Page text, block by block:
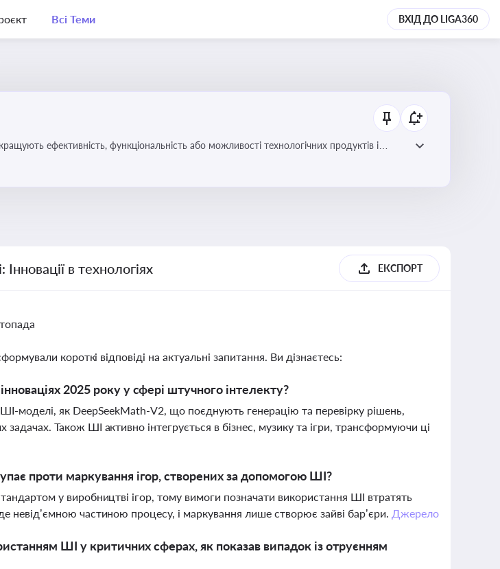
Всі Теми ВХІД ДО LIGA360
ефективність, функціональність або можливості технологічних продуктів і
в технологіях ЕКСПОРТ
короткі відповіді на актуальні запитання. Ви дізнаєтесь:
2025 року у сфері штучного інтелекту?
моделі, як DeepSeekMath-V2, що поєднують генерацію та перевірку рішень,
задачах. Також ШІ активно інтегрується в бізнес, музику та ігри, трансформуючи ці
проти маркування ігор, створених за допомогою ШІ?
у виробництві ігор, тому вимоги позначати використання ШІ втратять
невід’ємною частиною процесу, і маркування лише створює зайві бар’єри. Джерело
ШІ у критичних сферах, як показав випадок із отруєнням